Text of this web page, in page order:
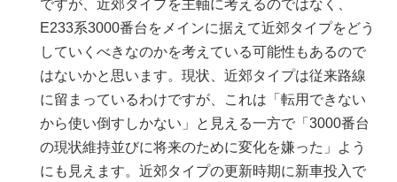
ですが、近郊タイプを主軸に考えるのではなく、
E233系3000番台をメインに据えて近郊タイプをどう
していくべきなのかを考えている可能性もあるので
はないかと思います。現状、近郊タイプは従来路線
に留まっているわけですが、これは「転用できない
から使い倒すしかない」と見える一方で「3000番台
の現状維持並びに将来のために変化を嫌った」よう
にも見えます。近郊タイプの更新時期に新車投入で